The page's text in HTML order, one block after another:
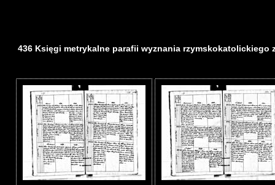
436 Księgi metrykalne parafii wyznania rzymskokatolickiego